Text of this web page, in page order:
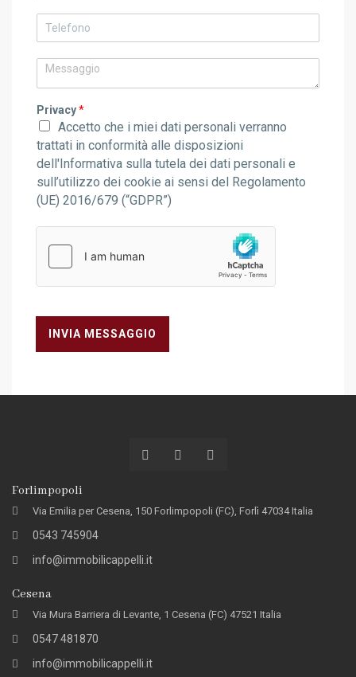
Privacy*
Accetto che i miei dati personali verranno
trattati in conformità alle disposizioni
dell'Informativa sulla tutela dei dati personali e
sull’utilizzo dei cookie ai sensi del Regolamento
(UE) 2016/679 (“GDPR”)
INVIA MESSAGGIO
Forlimpopoli
Via Emilia per Cesena, 150 Forlimpopoli (FC), Forlì 47034 Italia
0543 745904
info@immobilicappelli.it
Cesena
Via Mura Barriera di Levante, 1 Cesena (FC) 47521 Italia
0547 481870
info@immobilicappelli.it